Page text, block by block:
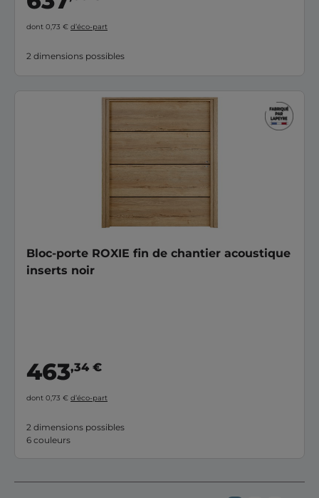
dont 0,73 € d’éco-part
2 dimensions possibles
Bloc-porte ROXIE fin de chantier acoustique
inserts noir
463,34 €
dont 0,73 € d’éco-part
2 dimensions possibles
6 couleurs